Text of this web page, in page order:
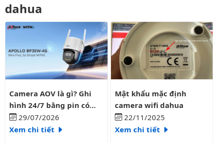
dahua
Camera AOV là gì? Ghi hình 24/7 bằng pin có liên tục?
Camera AOV là gì? Ghi
hình 24/7 bằng pin có
liên tục?
29/07/2026
Xem chi tiết
Mật khẩu mặc định camera
Mật khẩu mặc định
camera wifi dahua
22/11/2025
Xem chi tiết